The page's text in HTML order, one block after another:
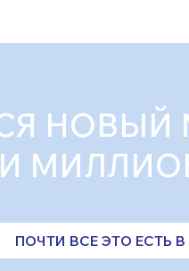
И
ПОЧТИ ВСЕ ЭТО ЕСТЬ